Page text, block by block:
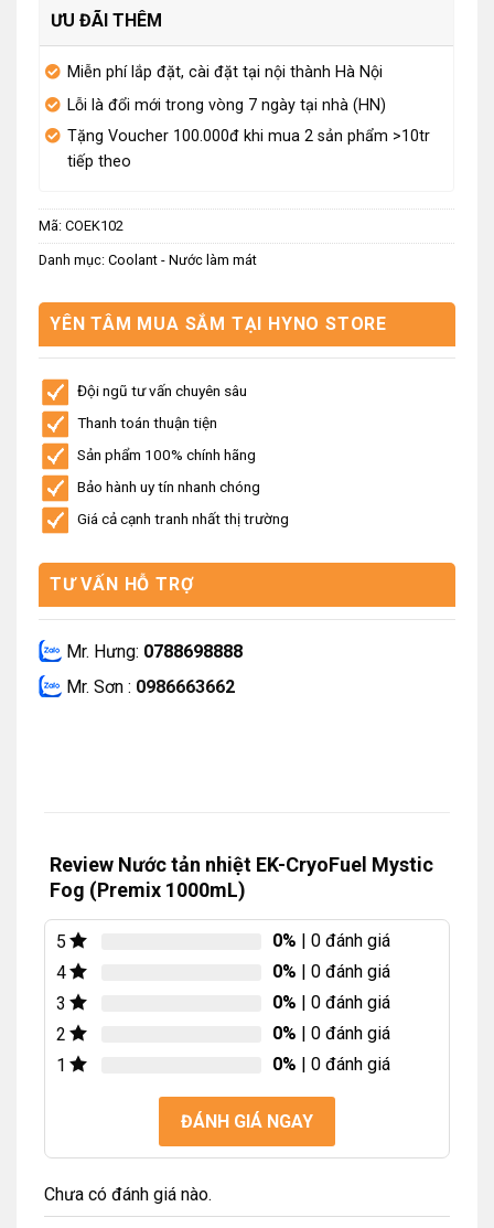
ƯU ĐÃI THÊM
Miễn phí lắp đặt, cài đặt tại nội thành Hà Nội
Lỗi là đổi mới trong vòng 7 ngày tại nhà (HN)
Tặng Voucher 100.000đ khi mua 2 sản phẩm >10tr
tiếp theo
Mã: COEK102
Danh mục: Coolant - Nước làm mát
YÊN TÂM MUA SẮM TẠI HYNO STORE
Đội ngũ tư vấn chuyên sâu
Thanh toán thuận tiện
Sản phẩm 100% chính hãng
Bảo hành uy tín nhanh chóng
Giá cả cạnh tranh nhất thị trường
TƯ VẤN HỖ TRỢ
Mr. Hưng: 0788698888
Mr. Sơn : 0986663662
Review Nước tản nhiệt EK-CryoFuel Mystic
Fog (Premix 1000mL)
5 0% | 0 đánh giá
4
0% | 0 đánh giá
3
0% | 0 đánh giá
2
0% | 0 đánh giá
1
0% | 0 đánh giá
ĐÁNH GIÁ NGAY
Chưa có đánh giá nào.